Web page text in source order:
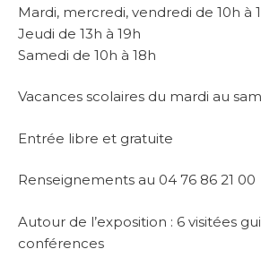
Mardi, mercredi, vendredi de 10h à
Jeudi de 13h à 19h
Samedi de 10h à 18h
Vacances scolaires du mardi au
Entrée libre et gratuite
Renseignements au 04 76 86 21 00
Autour de l’exposition : 6 visitées
conférences